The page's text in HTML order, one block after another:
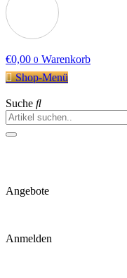
€0,00 0 Warenkorb
Shop-Menü
Suche
Angebote
Anmelden